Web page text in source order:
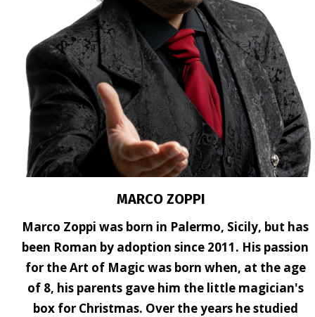
MARCO ZOPPI
Marco Zoppi was born in Palermo, Sicily, but has
been Roman by adoption since 2011. His passion
for the Art of Magic was born when, at the age
of 8, his parents gave him the little magician's
box for Christmas. Over the years he studied
10 maggio 2026
Spettacolo
Spettacolo elegante per
trasversale per teatri,
8 maggio 2026
Come ingaggiare
scegliere spettacoli di
6 maggio 2026
Spettacolo visuale
Spettacolo visuale per
pubblico, con impatto